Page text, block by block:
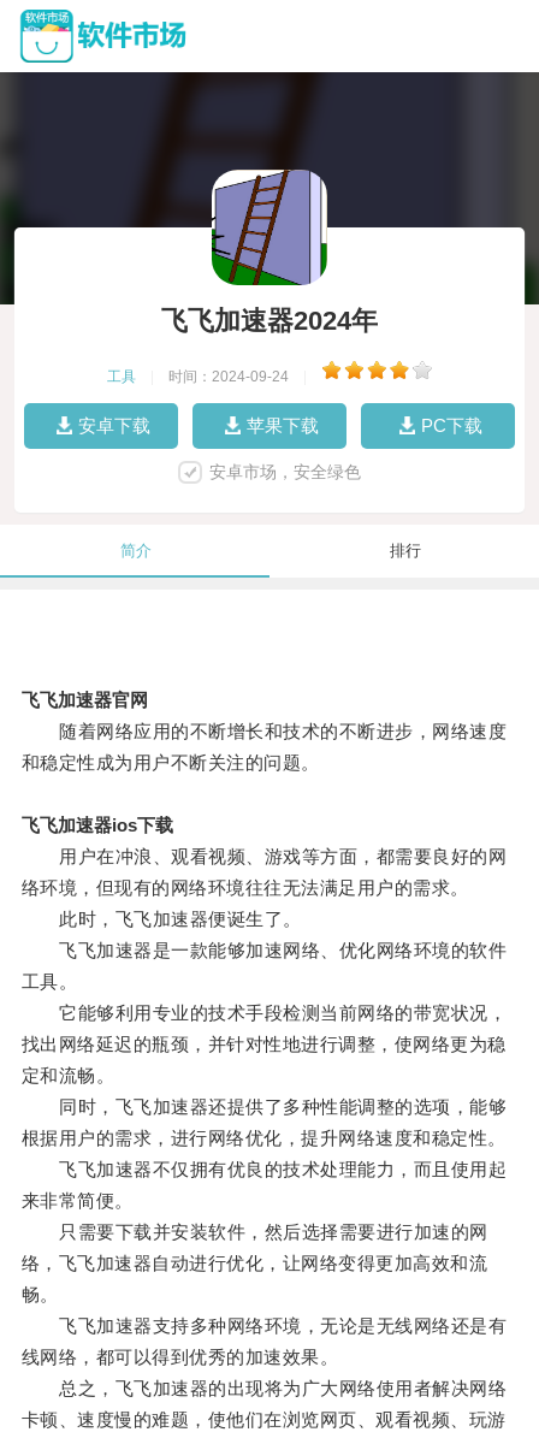
飞飞加速器2024年
工具 时间：2024-09-24
安卓下载 苹果下载 PC下载
安卓市场，安全绿色
简介 排行
飞飞加速器官网
随着网络应用的不断增长和技术的不断进步，网络速度
和稳定性成为用户不断关注的问题。
飞飞加速器ios下载
用户在冲浪、观看视频、游戏等方面，都需要良好的网
络环境，但现有的网络环境往往无法满足用户的需求。
此时，飞飞加速器便诞生了。
飞飞加速器是一款能够加速网络、优化网络环境的软件
工具。
它能够利用专业的技术手段检测当前网络的带宽状况，
找出网络延迟的瓶颈，并针对性地进行调整，使网络更为稳
定和流畅。
同时，飞飞加速器还提供了多种性能调整的选项，能够
根据用户的需求，进行网络优化，提升网络速度和稳定性。
飞飞加速器不仅拥有优良的技术处理能力，而且使用起
来非常简便。
只需要下载并安装软件，然后选择需要进行加速的网
络，飞飞加速器自动进行优化，让网络变得更加高效和流
畅。
飞飞加速器支持多种网络环境，无论是无线网络还是有
线网络，都可以得到优秀的加速效果。
总之，飞飞加速器的出现将为广大网络使用者解决网络
卡顿、速度慢的难题，使他们在浏览网页、观看视频、玩游